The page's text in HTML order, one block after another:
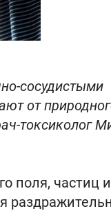
сосудистыми
от
токсиколог
поля, частиц и